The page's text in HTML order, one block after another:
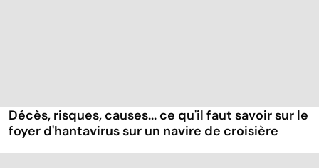
Décès, risques, causes... ce qu'il faut savoir sur le
foyer d'hantavirus sur un navire de croisière